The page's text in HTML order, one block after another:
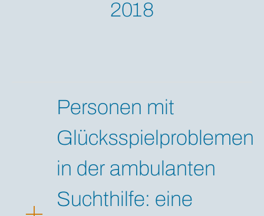
2018
Personen mit
Glücksspielproblemen
in der ambulanten
Suchthilfe: eine